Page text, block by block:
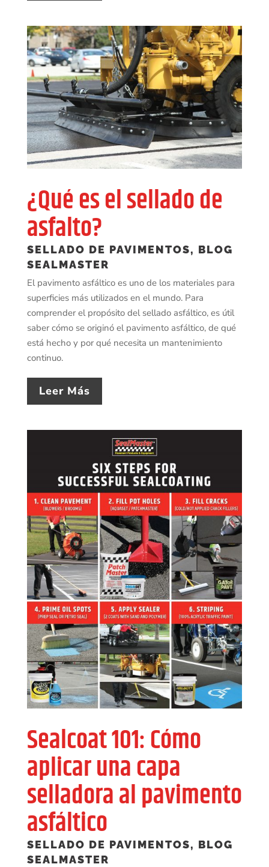
¿Qué es el sellado de
asfalto?
SELLADO DE PAVIMENTOS, BLOG
SEALMASTER
El pavimento asfáltico es uno de los materiales para
superficies más utilizados en el mundo. Para
comprender el propósito del sellado asfáltico, es útil
saber cómo se originó el pavimento asfáltico, de qué
está hecho y por qué necesita un mantenimiento
continuo.
Leer Más
Sealcoat 101: Cómo
aplicar una capa
selladora al pavimento
asfáltico
SELLADO DE PAVIMENTOS, BLOG
SEALMASTER